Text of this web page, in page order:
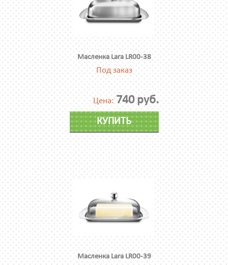
Масленка Lara LR00-38
Под заказ
Цена: 740 руб.
КУПИТЬ
Масленка Lara LR00-39